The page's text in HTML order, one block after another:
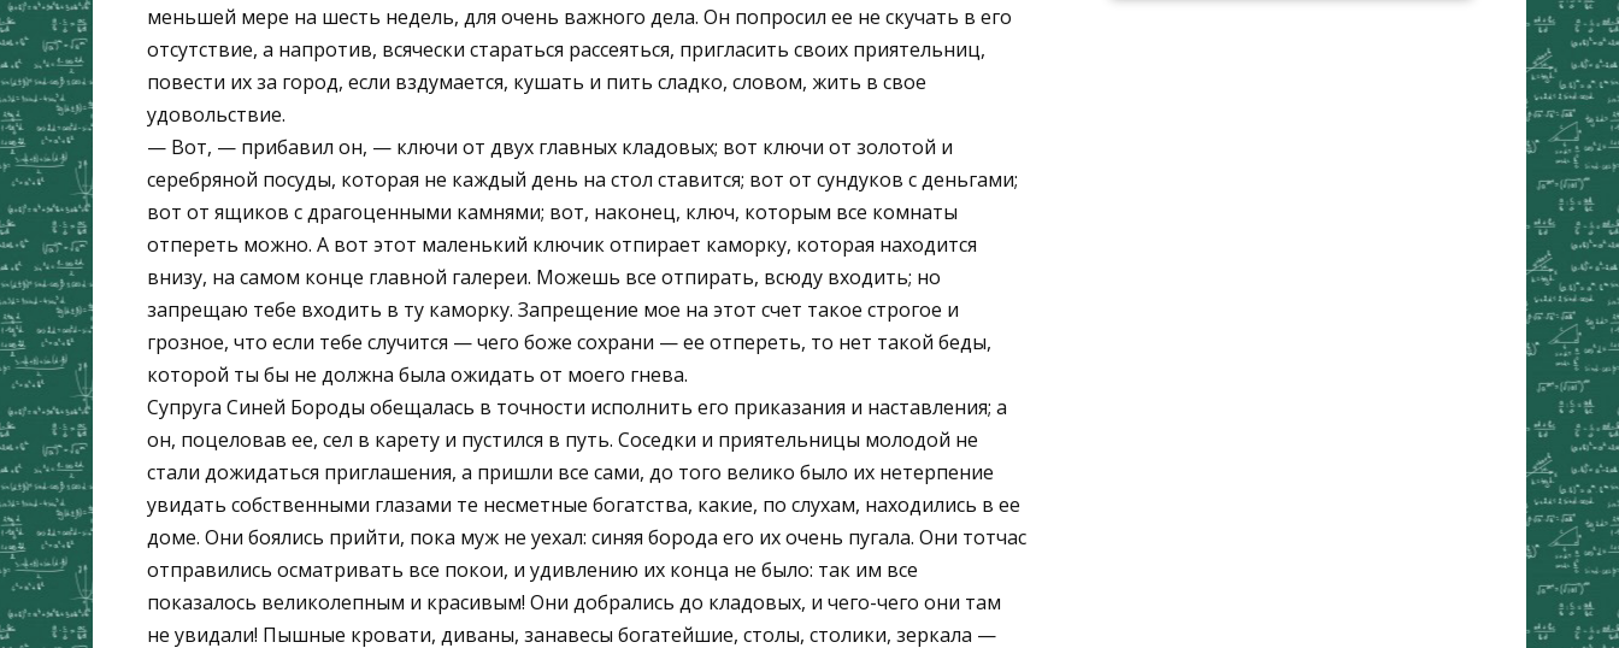
меньшей мере на шесть недель, для очень важного дела. Он попросил ее не скучать в его
отсутствие, а напротив, всячески стараться рассеяться, пригласить своих приятельниц,
повести их за город, если вздумается, кушать и пить сладко, словом, жить в свое
удовольствие.
— Вот, — прибавил он, — ключи от двух главных кладовых; вот ключи от золотой и
серебряной посуды, которая не каждый день на стол ставится; вот от сундуков с деньгами;
вот от ящиков с драгоценными камнями; вот, наконец, ключ, которым все комнаты
отпереть можно. А вот этот маленький ключик отпирает каморку, которая находится
внизу, на самом конце главной галереи. Можешь все отпирать, всюду входить; но
запрещаю тебе входить в ту каморку. Запрещение мое на этот счет такое строгое и
грозное, что если тебе случится — чего боже сохрани — ее отпереть, то нет такой беды,
которой ты бы не должна была ожидать от моего гнева.
Супруга Синей Бороды обещалась в точности исполнить его приказания и наставления; а
он, поцеловав ее, сел в карету и пустился в путь. Соседки и приятельницы молодой не
стали дожидаться приглашения, а пришли все сами, до того велико было их нетерпение
увидать собственными глазами те несметные богатства, какие, по слухам, находились в ее
доме. Они боялись прийти, пока муж не уехал: синяя борода его их очень пугала. Они тотчас
отправились осматривать все покои, и удивлению их конца не было: так им все
показалось великолепным и красивым! Они добрались до кладовых, и чего-чего они там
не увидали! Пышные кровати, диваны, занавесы богатейшие, столы, столики, зеркала —